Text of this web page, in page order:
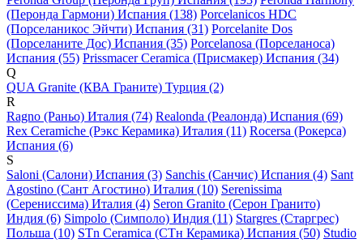
(Перонда Гармони) Испания (138) Porcelanicos HDC
(Порселаникос Эйчти) Испания (31) Porcelanite Dos
(Порселаните Дос) Испания (35) Porcelanosa (Порселаноса)
Испания (55) Prissmacer Ceramica (Присмакер) Испания (34)
Q
QUA Granite (КВА Граните) Турция (2)
R
Ragno (Раньо) Италия (74) Realonda (Реалонда) Испания (69)
Rex Ceramiche (Рэкс Керамика) Италия (11) Rocersa (Рокерса)
Испания (6)
S
Saloni (Салони) Испания (3) Sanchis (Санчис) Испания (4) Sant
Agostino (Сант Агостино) Италия (10) Serenissima
(Серениссима) Италия (4) Seron Granito (Серон Гранито)
Индия (6) Simpolo (Симполо) Индия (11) Stargres (Старгрес)
Польша (10) STn Ceramica (СТн Керамика) Испания (50) Studio